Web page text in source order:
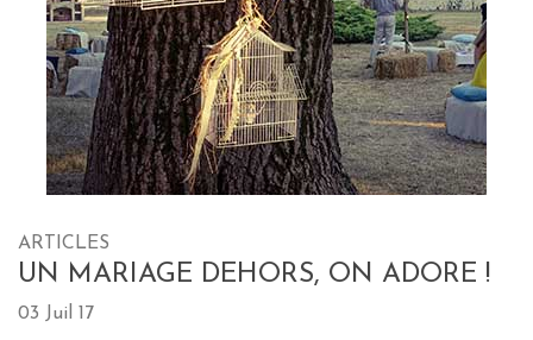
ARTICLES
UN MARIAGE DEHORS, ON ADORE !
03 Juil 17